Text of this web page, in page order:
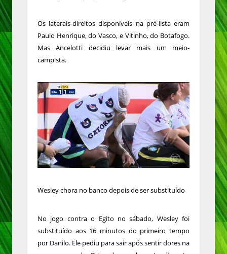
Os laterais-direitos disponíveis na pré-lista eram
Paulo Henrique, do Vasco, e Vitinho, do Botafogo.
Mas Ancelotti decidiu levar mais um meio-
campista.
Wesley chora no banco depois de ser substituído
No jogo contra o Egito no sábado, Wesley foi
substituído aos 16 minutos do primeiro tempo
por Danilo. Ele pediu para sair após sentir dores na